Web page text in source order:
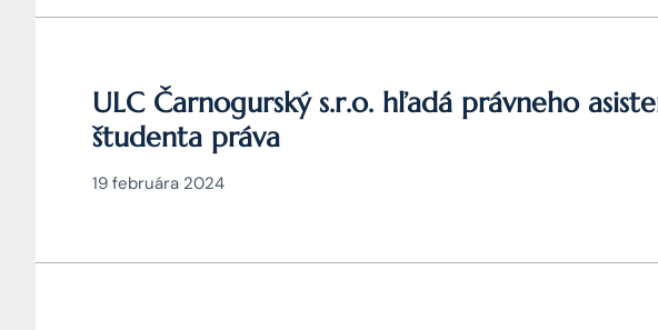
ULC Čarnogurský s.r.o. hľadá právneho
študenta práva
19 februára 2024